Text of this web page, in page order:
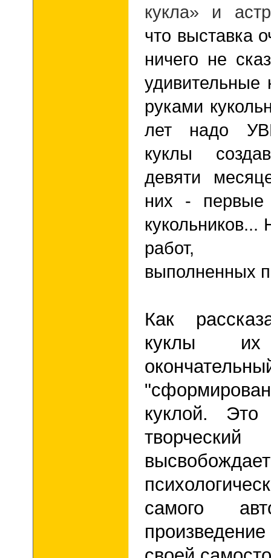
кукла» и
что выставка
ничего не
удивительные
руками
лет надо
куклы
девяти
них - первые
кукольников...
работ,
выполненных
Как
куклы
куклой.
самого